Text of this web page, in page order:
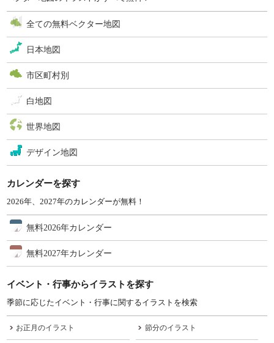
全ての無料ベクター地図
日本地図
市区町村別
白地図
世界地図
デザイン地図
カレンダーを探す
2026年、2027年のカレンダーが無料！
無料2026年カレンダー
無料2027年カレンダー
イベント・行事からイラストを探す
季節に応じたイベント・行事に関するイラストを検索
お正月のイラスト 節分のイラスト